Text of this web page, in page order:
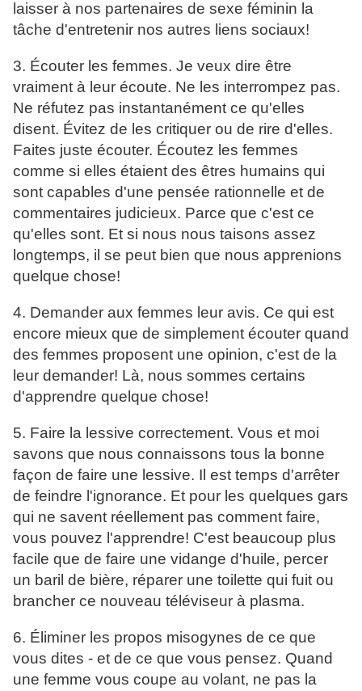
laisser à nos partenaires de sexe féminin la
tâche d'entretenir nos autres liens sociaux!
3. Écouter les femmes. Je veux dire être
vraiment à leur écoute. Ne les interrompez pas.
Ne réfutez pas instantanément ce qu'elles
disent. Évitez de les critiquer ou de rire d'elles.
Faites juste écouter. Écoutez les femmes
comme si elles étaient des êtres humains qui
sont capables d'une pensée rationnelle et de
commentaires judicieux. Parce que c'est ce
qu'elles sont. Et si nous nous taisons assez
longtemps, il se peut bien que nous apprenions
quelque chose!
4. Demander aux femmes leur avis. Ce qui est
encore mieux que de simplement écouter quand
des femmes proposent une opinion, c'est de la
leur demander! Là, nous sommes certains
d'apprendre quelque chose!
5. Faire la lessive correctement. Vous et moi
savons que nous connaissons tous la bonne
façon de faire une lessive. Il est temps d'arrêter
de feindre l'ignorance. Et pour les quelques gars
qui ne savent réellement pas comment faire,
vous pouvez l'apprendre! C'est beaucoup plus
facile que de faire une vidange d'huile, percer
un baril de bière, réparer une toilette qui fuit ou
brancher ce nouveau téléviseur à plasma.
6. Éliminer les propos misogynes de ce que
vous dites - et de ce que vous pensez. Quand
une femme vous coupe au volant, ne pas la